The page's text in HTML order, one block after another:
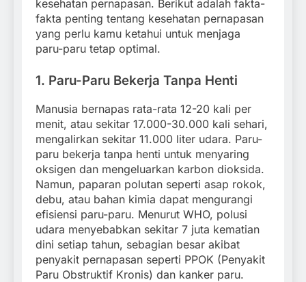
kesehatan pernapasan. Berikut adalah fakta-
fakta penting tentang kesehatan pernapasan
yang perlu kamu ketahui untuk menjaga
paru-paru tetap optimal.
1. Paru-Paru Bekerja Tanpa Henti
Manusia bernapas rata-rata 12-20 kali per
menit, atau sekitar 17.000-30.000 kali sehari,
mengalirkan sekitar 11.000 liter udara. Paru-
paru bekerja tanpa henti untuk menyaring
oksigen dan mengeluarkan karbon dioksida.
Namun, paparan polutan seperti asap rokok,
debu, atau bahan kimia dapat mengurangi
efisiensi paru-paru. Menurut WHO, polusi
udara menyebabkan sekitar 7 juta kematian
dini setiap tahun, sebagian besar akibat
penyakit pernapasan seperti PPOK (Penyakit
Paru Obstruktif Kronis) dan kanker paru.